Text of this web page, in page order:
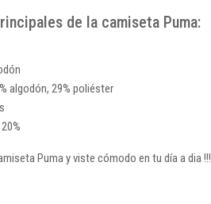
de la camiseta Puma:
algodón, 29% poliéster
Puma y viste cómodo en tu día a dia !!!